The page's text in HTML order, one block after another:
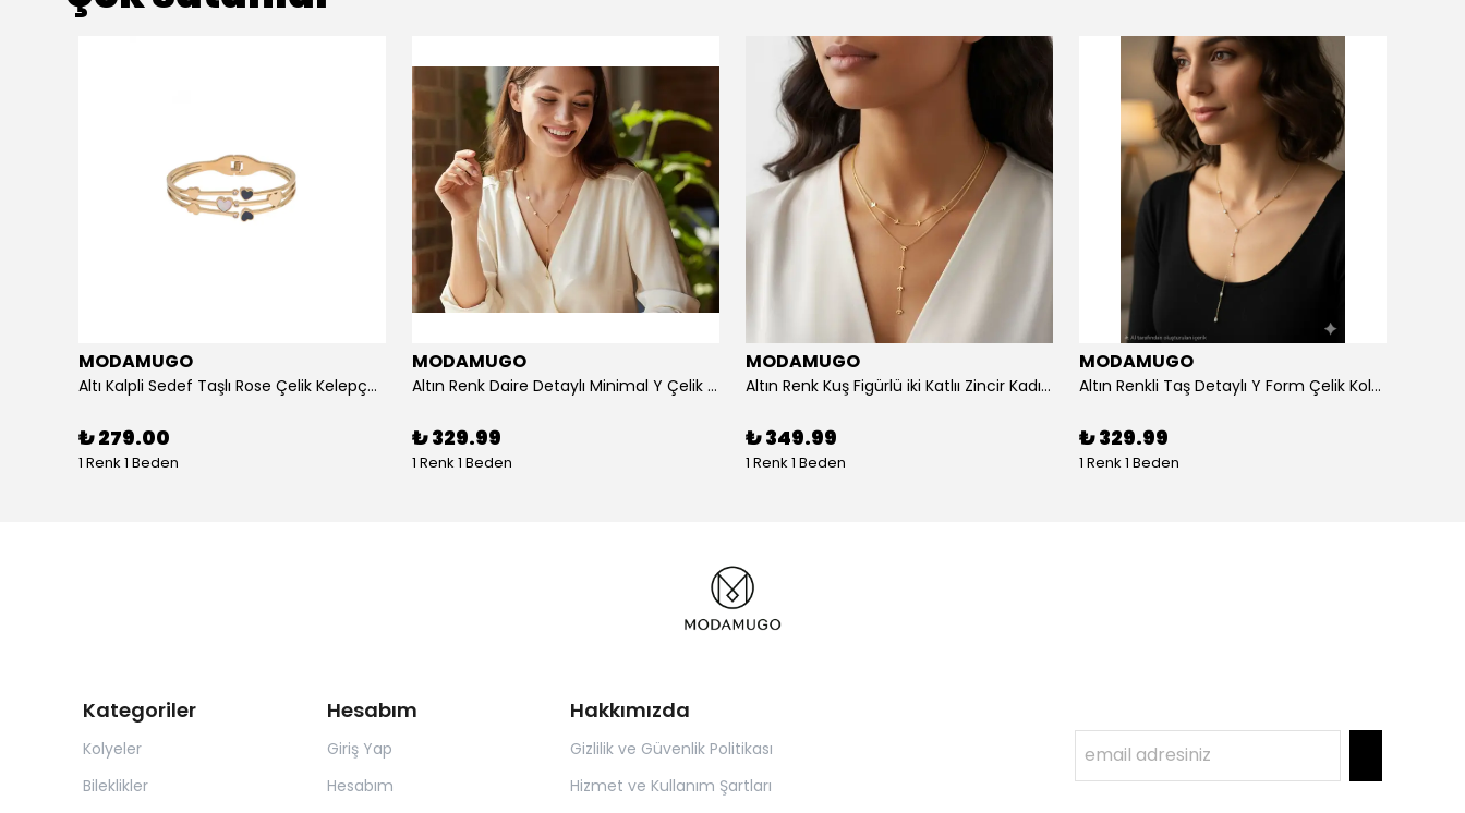
MODAMUGO
Altı Kalpli Sedef Taşlı Rose Çelik Kelepçe Bileklik
₺ 279.00
1 Renk 1 Beden
MODAMUGO
Altın Renk Daire Detaylı Minimal Y Çelik Kolye
₺ 329.99
1 Renk 1 Beden
MODAMUGO
Altın Renk Kuş Figürlü iki Katlıı Zincir Kadın Y Kolye
₺ 349.99
1 Renk 1 Beden
MODAMUGO
Altın Renkli Taş Detaylı Y Form Çelik Kolye
₺ 329.99
1 Renk 1 Beden
Kategoriler
Kolyeler
Bileklikler
Hesabım
Giriş Yap
Hesabım
Hakkımızda
Gizlilik ve Güvenlik Politikası
Hizmet ve Kullanım Şartları